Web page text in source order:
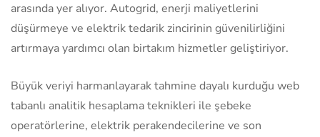
arasında yer alıyor. Autogrid, enerji maliyetlerini
düşürmeye ve elektrik tedarik zincirinin güvenilirliğini
artırmaya yardımcı olan birtakım hizmetler geliştiriyor.
Büyük veriyi harmanlayarak tahmine dayalı kurduğu web
tabanlı analitik hesaplama teknikleri ile şebeke
operatörlerine, elektrik perakendecilerine ve son